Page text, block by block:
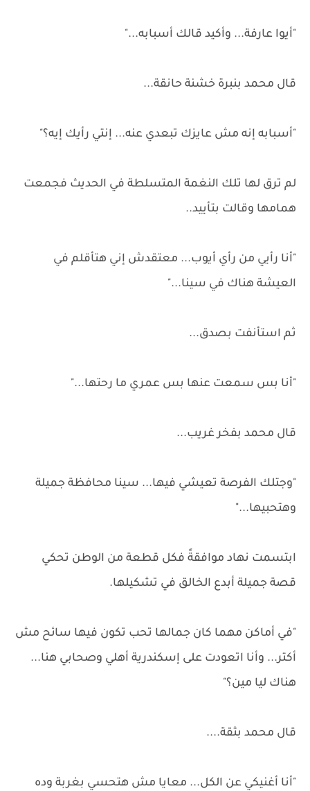
"أيوا عارفة... وأكيد قالك أسبابه..."
قال محمد بنبرة خشنة حانقة...
"أسبابه إنه مش عايزك تبعدي عنه... إنتي رأيك إيه؟"
لم ترق لها تلك النغمة المتسلطة في الحديث فجمعت
همامها وقالت بتأييد..
"أنا رأيي من رأي أيوب... معتقدش إني هتأقلم في
العيشة هناك في سينا..."
ثم استأنفت بصدق...
"أنا بس سمعت عنها بس عمري ما رحتها..."
قال محمد بفخر غريب...
"وجتلك الفرصة تعيشي فيها... سينا محافظة جميلة
وهتحبيها..."
ابتسمت نهاد موافقةً فكل قطعة من الوطن تحكي
قصة جميلة أبدع الخالق في تشكيلها.
"في أماكن مهما كان جمالها تحب تكون فيها سائح مش
أكتر... وأنا اتعودت على إسكندرية أهلي وصحابي هنا...
هناك ليا مين؟"
قال محمد بثقة....
"أنا أغنيكي عن الكل... معايا مش هتحسي بغربة وده